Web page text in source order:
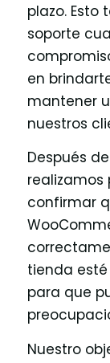
plazo.
soporte
en
mantener
nuestros
Después
confirmar
tienda
para que
Nuestro